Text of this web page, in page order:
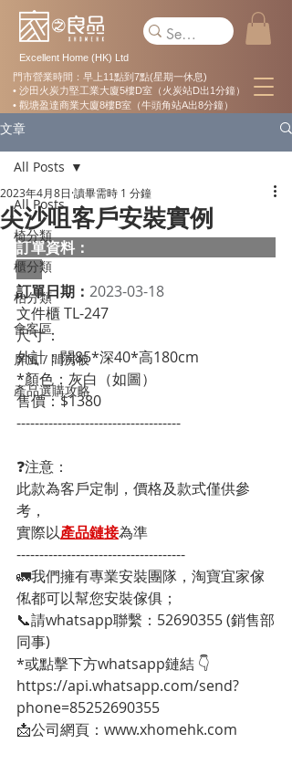
Excellent Home (HK) Ltd
門市營業時間：早上11點到7點(星期一休息)
• 沙田火炭力堅工業大廈5樓D室（火炭站D出1分鐘）
• 觀塘盈達商業大廈8樓B室（牛頭角站A出8分鐘）
文章
All Posts
椅分類
櫃分類
枱分類
會客區
屏風 / 間房板
產品選購攻略
All Posts
尖沙咀客戶安裝實例
2023年4月8日 讀畢需時 1 分鐘
訂單資料：
訂單日期： 2023-03-18
文件櫃 TL-247
尺寸：
外計：闊85*深40*高180cm
*顏色：灰白（如圖）
售價：$1380
------------------------------------
❓注意：
此款為客戶定制，價格及款式僅供參
考，
實際以產品鏈接為準
-------------------------------------
🚛我們擁有專業安裝團隊，淘寶宜家傢
俬都可以幫您安裝傢俱；
📞請whatsapp聯繫：52690355 (銷售部
同事)
*或點擊下方whatsapp鏈結 👇
https://api.whatsapp.com/send?
phone=85252690355
📩公司網頁：www.xhomehk.com